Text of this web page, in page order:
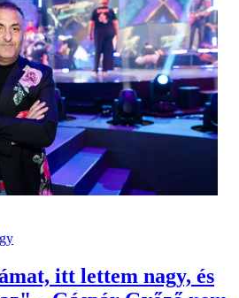
itt lettem nagy, és